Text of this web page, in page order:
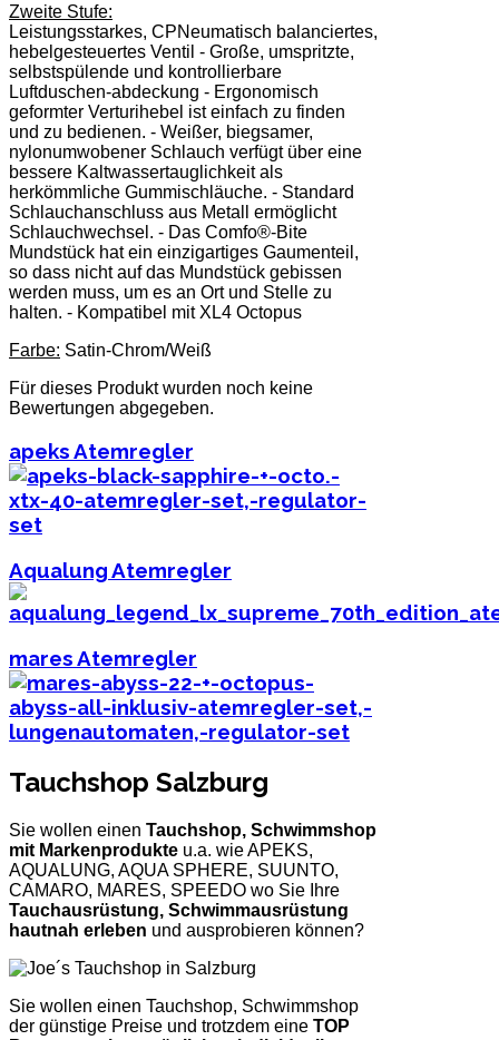
Zweite Stufe:
Leistungsstarkes, CPNeumatisch balanciertes,
hebelgesteuertes Ventil - Große, umspritzte,
selbstspülende und kontrollierbare
Luftduschen-abdeckung - Ergonomisch
geformter Verturihebel ist einfach zu finden
und zu bedienen. - Weißer, biegsamer,
nylonumwobener Schlauch verfügt über eine
bessere Kaltwassertauglichkeit als
herkömmliche Gummischläuche. - Standard
Schlauchanschluss aus Metall ermöglicht
Schlauchwechsel. - Das Comfo®-Bite
Mundstück hat ein einzigartiges Gaumenteil,
so dass nicht auf das Mundstück gebissen
werden muss, um es an Ort und Stelle zu
halten. - Kompatibel mit XL4 Octopus
Farbe: Satin-Chrom/Weiß
Für dieses Produkt wurden noch keine
Bewertungen abgegeben.
apeks Atemregler
Aqualung Atemregler
mares Atemregler
Tauchshop Salzburg
Sie wollen einen Tauchshop, Schwimmshop
mit Markenprodukte u.a. wie APEKS,
AQUALUNG, AQUA SPHERE, SUUNTO,
CAMARO, MARES, SPEEDO wo Sie Ihre
Tauchausrüstung, Schwimmausrüstung
hautnah erleben und ausprobieren können?
Sie wollen einen Tauchshop, Schwimmshop
der günstige Preise und trotzdem eine TOP